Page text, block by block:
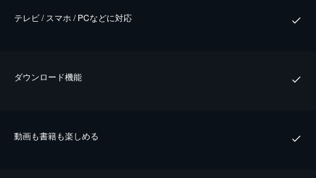
テレビ / スマホ / PCなどに対応
ダウンロード機能
動画も書籍も楽しめる